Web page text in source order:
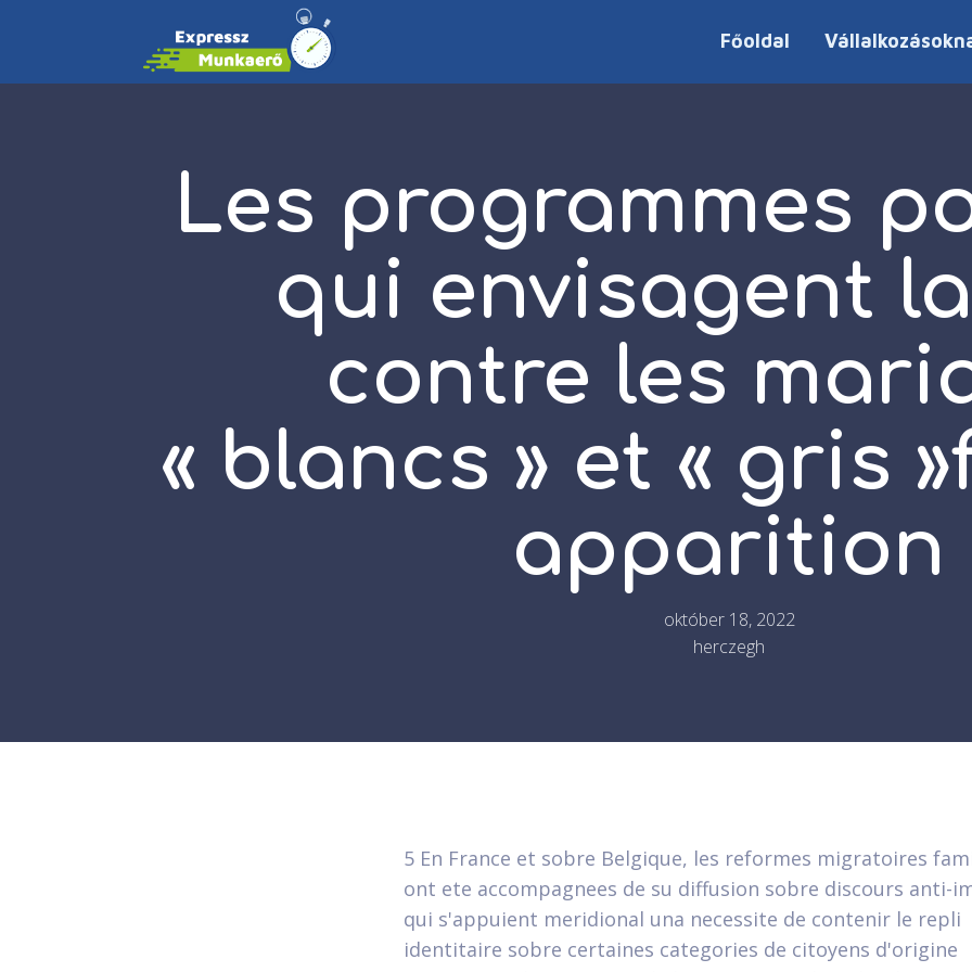
Főoldal
Les programmes
qui envisagent
contre les
« blancs » et « gris
apparition
október 18, 2022
herczegh
5 En France et sobre Belgique, les reformes migratoires
ont ete accompagnees de su diffusion sobre discours anti-
qui s'appuient meridional una necessite de contenir le repli
identitaire sobre certaines categories de citoyens d'origine